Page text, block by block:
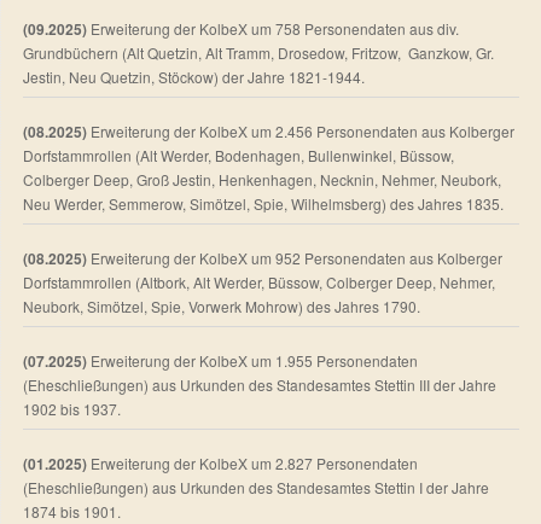
(09.2025) Erweiterung der KolbeX um 758 Personendaten aus div.
Grundbüchern (Alt Quetzin, Alt Tramm, Drosedow, Fritzow, Ganzkow, Gr.
Jestin, Neu Quetzin, Stöckow) der Jahre 1821-1944.
(08.2025) Erweiterung der KolbeX um 2.456 Personendaten aus Kolberger
Dorfstammrollen (Alt Werder, Bodenhagen, Bullenwinkel, Büssow,
Colberger Deep, Groß Jestin, Henkenhagen, Necknin, Nehmer, Neubork,
Neu Werder, Semmerow, Simötzel, Spie, Wilhelmsberg) des Jahres 1835.
(08.2025) Erweiterung der KolbeX um 952 Personendaten aus Kolberger
Dorfstammrollen (Altbork, Alt Werder, Büssow, Colberger Deep, Nehmer,
Neubork, Simötzel, Spie, Vorwerk Mohrow) des Jahres 1790.
(07.2025) Erweiterung der KolbeX um 1.955 Personendaten
(Eheschließungen) aus Urkunden des Standesamtes Stettin III der Jahre
1902 bis 1937.
(01.2025) Erweiterung der KolbeX um 2.827 Personendaten
(Eheschließungen) aus Urkunden des Standesamtes Stettin I der Jahre
1874 bis 1901.